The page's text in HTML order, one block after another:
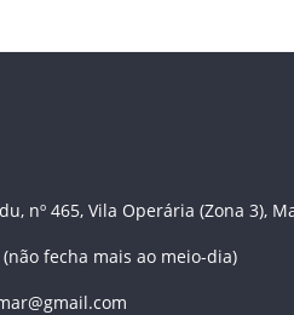
nº 465, Vila Operária (Zona 3),
fecha mais ao meio-dia)